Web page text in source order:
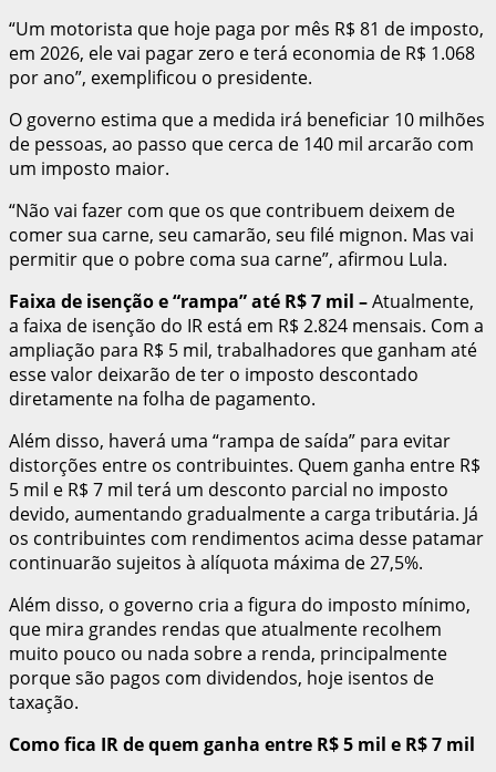
“Um motorista que hoje paga por mês R$ 81 de imposto,
em 2026, ele vai pagar zero e terá economia de R$ 1.068
por ano”, exemplificou o presidente.
O governo estima que a medida irá beneficiar 10 milhões
de pessoas, ao passo que cerca de 140 mil arcarão com
um imposto maior.
“Não vai fazer com que os que contribuem deixem de
comer sua carne, seu camarão, seu filé mignon. Mas vai
permitir que o pobre coma sua carne”, afirmou Lula.
Faixa de isenção e “rampa” até R$ 7 mil –Atualmente,
a faixa de isenção do IR está em R$ 2.824 mensais. Com a
ampliação para R$ 5 mil, trabalhadores que ganham até
esse valor deixarão de ter o imposto descontado
diretamente na folha de pagamento.
Além disso, haverá uma “rampa de saída” para evitar
distorções entre os contribuintes. Quem ganha entre R$
5 mil e R$ 7 mil terá um desconto parcial no imposto
devido, aumentando gradualmente a carga tributária. Já
os contribuintes com rendimentos acima desse patamar
continuarão sujeitos à alíquota máxima de 27,5%.
Além disso, o governo cria a figura do imposto mínimo,
que mira grandes rendas que atualmente recolhem
muito pouco ou nada sobre a renda, principalmente
porque são pagos com dividendos, hoje isentos de
taxação.
Como fica IR de quem ganha entre R$ 5 mil e R$ 7 mil